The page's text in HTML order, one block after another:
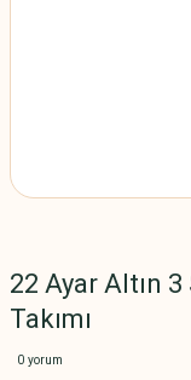
22 Ayar Altın 3
Takımı
0 yorum